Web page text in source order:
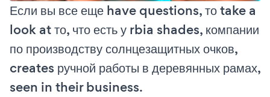
Если вы все еще have questions, то take a
look at то, что есть у rbia shades, компании
по производству солнцезащитных очков,
creates ручной работы в деревянных рамах,
seen in their business.